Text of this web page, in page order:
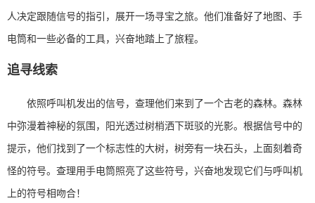
人决定跟随信号的指引，展开一场寻宝之旅。他们准备好了地图、手
电筒和一些必备的工具，兴奋地踏上了旅程。
追寻线索
依照呼叫机发出的信号，查理他们来到了一个古老的森林。森林
中弥漫着神秘的氛围，阳光透过树梢洒下斑驳的光影。根据信号中的
提示，他们找到了一个标志性的大树，树旁有一块石头，上面刻着奇
怪的符号。查理用手电筒照亮了这些符号，兴奋地发现它们与呼叫机
上的符号相吻合！